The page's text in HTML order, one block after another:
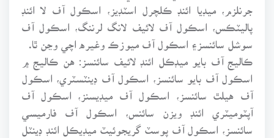
جرنلزم، ميڊيا ائنڊ ڪلچرل اسٽڊيز، اسڪول آف لا ائنڊ
پاليٽڪس، اسڪول آف لائيف لانگ لرننگ، اسڪول آف
سوشل سائنسز۽ اسڪول آف ميوزڪ وغيره اچي وڃن ٿا.
ڪاليج آف بايو ميڊڪل ائنڊ لائيف سائنسز: هن ڪاليج ۾
اسڪول آف بايو سائنسز، اسڪول آف ڊينٽسٽري، اسڪول
آف هيلٿ سائنسز، اسڪول آف ميڊيسنز، اسڪول آف
آپٽوميٽري ائنڊ ويزن سائنس، اسڪول آف فارميسي
سائنسز، اسڪول آف پوسٽ گريجوئيٽ ميڊيڪل ائنڊ ڊينٽل